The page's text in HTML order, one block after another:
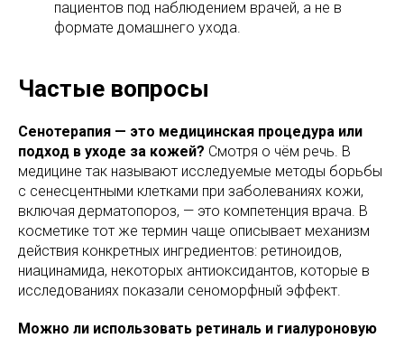
пациентов под наблюдением врачей, а не в
формате домашнего ухода.
Частые вопросы
Сенотерапия — это медицинская процедура или
подход в уходе за кожей? Смотря о чём речь. В
медицине так называют исследуемые методы борьбы
с сенесцентными клетками при заболеваниях кожи,
включая дерматопороз, — это компетенция врача. В
косметике тот же термин чаще описывает механизм
действия конкретных ингредиентов: ретиноидов,
ниацинамида, некоторых антиоксидантов, которые в
исследованиях показали сеноморфный эффект.
Можно ли использовать ретиналь и гиалуроновую